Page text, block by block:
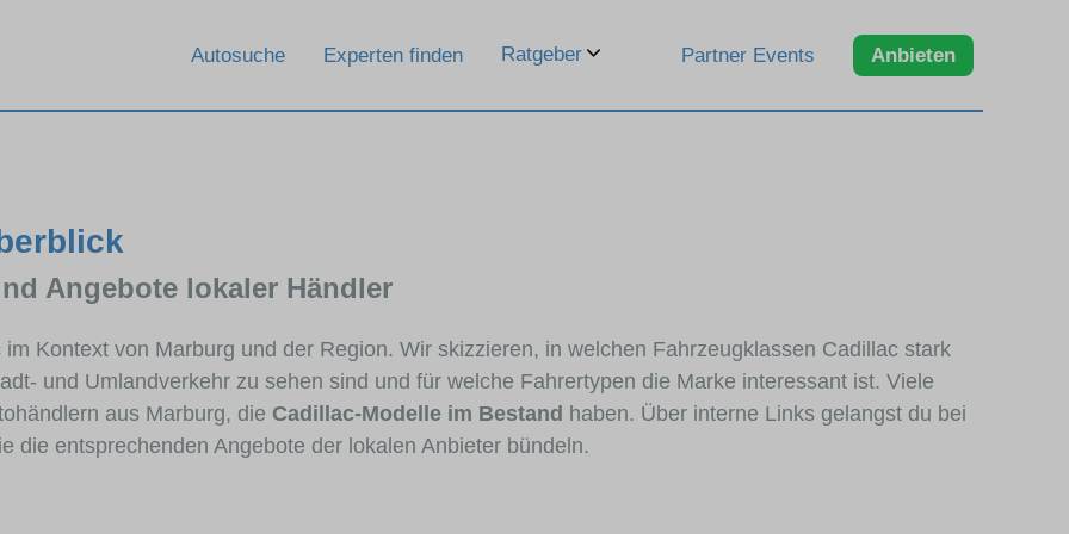
Autosuche Experten finden Ratgeber Partner Events Anbieten
Angebote lokaler Händler
Kontext von Marburg und der Region. Wir skizzieren, in welchen Fahrzeugklassen Cadillac stark
und Umlandverkehr zu sehen sind und für welche Fahrertypen die Marke interessant ist. Viele
aus Marburg, die Cadillac-Modelle im Bestand haben. Über interne Links gelangst du bei
die entsprechenden Angebote der lokalen Anbieter bündeln.